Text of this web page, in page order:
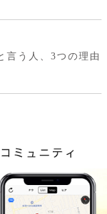
言う人、3つの理由